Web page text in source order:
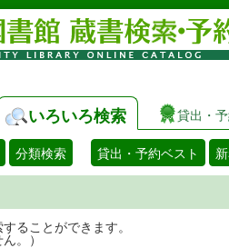
いろいろ検索 貸出・
分類検索 貸出・予約ベスト
書を検索することがで
。）